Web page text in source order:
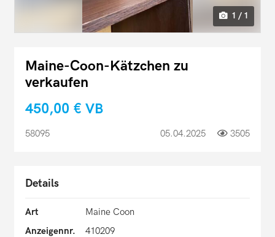
1 / 1
Maine-Coon-Kätzchen zu
verkaufen
450,00 € VB
58095 05.04.2025 3505
Details
Art
Maine Coon
Anzeigennr.
410209